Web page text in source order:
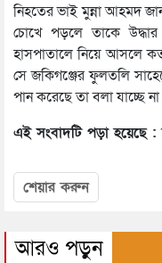
নিহতের ভাই মুন্না আহমদ
চোখে পড়লে তাকে
হাসপাতালে নিয়ে আসলে
সে জকিগঞ্জের ফুলতলি
পান করেছে তা বলা যাচ্ছে
এই সংবাদটি পড়া হয়েছে :
শেয়ার করুন
আরও পড়ুন